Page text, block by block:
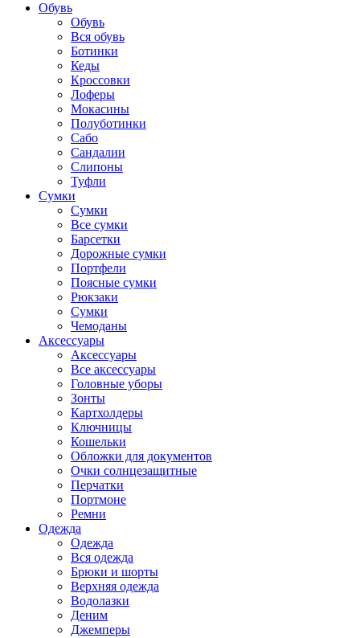
Обувь
Обувь
Вся обувь
Ботинки
Кеды
Кроссовки
Лоферы
Мокасины
Полуботинки
Сабо
Сандалии
Слипоны
Туфли
Сумки
Сумки
Все сумки
Барсетки
Дорожные сумки
Портфели
Поясные сумки
Рюкзаки
Сумки
Чемоданы
Аксессуары
Аксессуары
Все аксессуары
Головные уборы
Зонты
Картхолдеры
Ключницы
Кошельки
Обложки для документов
Очки солнцезащитные
Перчатки
Портмоне
Ремни
Одежда
Одежда
Вся одежда
Брюки и шорты
Верхняя одежда
Водолазки
Деним
Джемперы